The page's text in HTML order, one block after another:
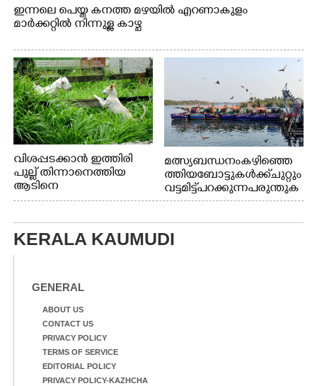
ഇന്നലെ പെയ്ത കനത്ത മഴയിൽ എറണാകുളം
മാർക്കറ്റിൽ നിന്നുള്ള കാഴ്ച
വിശപ്പടക്കാൻ ഇത്തിരി
പുല്ല് തിന്നാനെത്തിയ
ആടിനെ
ആക്രമിക്കാനൊരുങ്ങുന്ന
എറണാകുളം
വാത്തുരുത്തിയിൽ
നിന്നുള്ള കാഴ്ച
മത്സ്യബന്ധനം കഴിഞ്ഞെ
ത്തിയ ബോട്ടുകൾക്ക് ചുറ്റും
വട്ടമിട്ട് പറക്കുന്ന പരുന്തുക
ൾ. എറണാകുളം കാളമുക്ക്
KERALA KAUMUDI
GENERAL
ABOUT US
CONTACT US
PRIVACY POLICY
TERMS OF SERVICE
EDITORIAL POLICY
PRIVACY POLICY-KAZHCHA